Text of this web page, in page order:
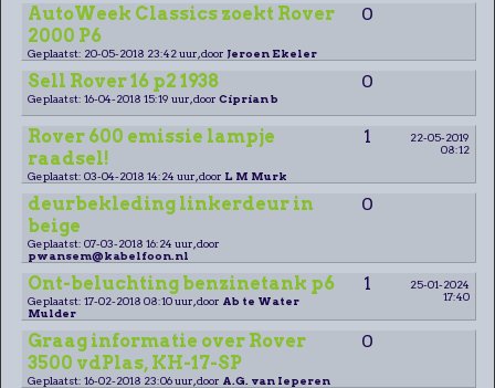
AutoWeek Classics zoekt Rover
2000 P6
0
Geplaatst: 20-05-2018 23:42 uur, door Jeroen Ekeler
Sell Rover 16 p2 1938 0
Geplaatst: 16-04-2018 15:19 uur, door Ciprian b
Rover 600 emissie lampje
raadsel!
1
22-05-2019
08:12
Geplaatst: 03-04-2018 14:24 uur, door L M Murk
deurbekleding linkerdeur in
beige
0
Geplaatst: 07-03-2018 16:24 uur, door
pwansem@kabelfoon.nl
Ont-beluchting benzinetank p6 1
25-01-2024
17:40
Geplaatst: 17-02-2018 08:10 uur, door Ab te Water
Mulder
Graag informatie over Rover
3500 vdPlas, KH-17-SP
0
Geplaatst: 16-02-2018 23:06 uur, door A.G. van Ieperen